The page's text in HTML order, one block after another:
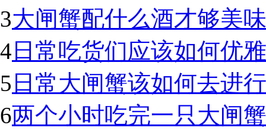
3大闸蟹配什么酒才够美
4 日常吃货们应该如何优
5 日常大闸蟹该如何去进
6两个小时吃完一只大闸